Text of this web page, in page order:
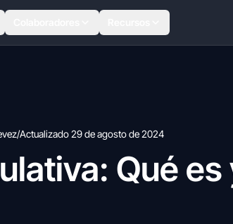
/Actualizado 29 de agosto de 2024
Qué